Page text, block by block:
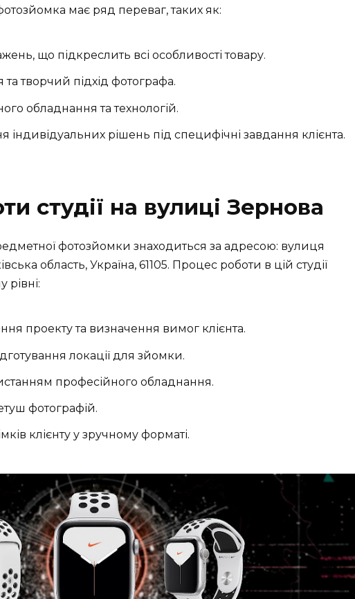
має ряд переваг, таких як:
що підкреслить всі особливості товару.
творчий підхід фотографа.
обладнання та технологій.
індивідуальних рішень під специфічні завдання клієнта.
студії на вулиці Зернова
фотозйомки знаходиться за адресою: вулиця
область, Україна, 61105. Процес роботи в цій студії
рівні:
проекту та визначення вимог клієнта.
локації для зйомки.
професійного обладнання.
фотографій.
клієнту у зручному форматі.